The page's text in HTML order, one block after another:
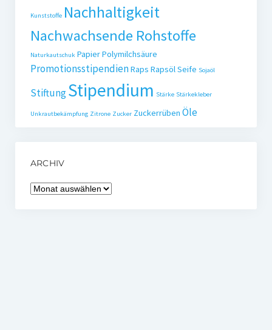
Kunststoffe Nachhaltigkeit
Nachwachsende Rohstoffe
Naturkautschuk PapierPolymilchsäure
PromotionsstipendienRaps RapsölSeife Sojaöl
StiftungStipendium Stärke Stärkekleber
Unkrautbekämpfung Zitrone Zucker Zuckerrüben Öle
ARCHIV
Archiv